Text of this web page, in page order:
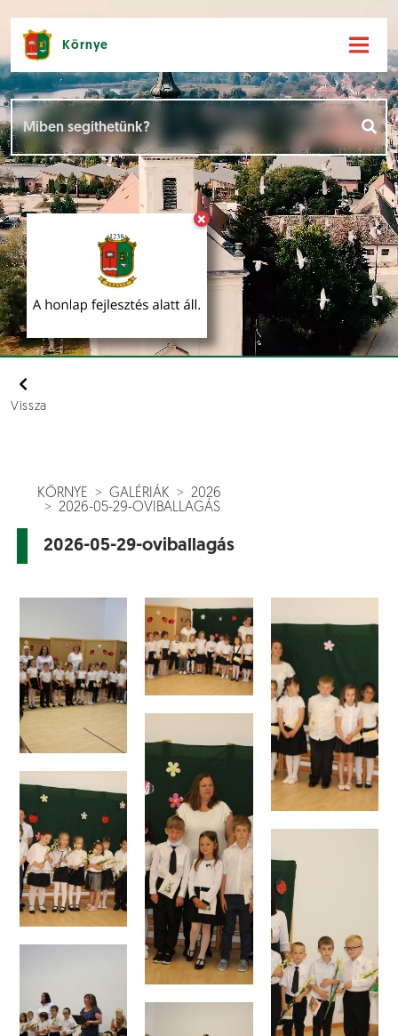
×
Környe
Vissza
KÖRNYE GALÉRIÁK
2026
2026-05-29-OVIBALLAGÁS
2026-05-29-oviballagás
Hírek [
Események []
Dokumentumok []
Aloldalak [ ]